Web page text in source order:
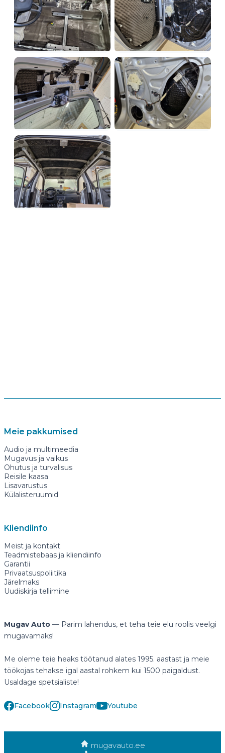
Meie pakkumised
Audio ja multimeedia
Mugavus ja vaikus
Ohutus ja turvalisus
Reisile kaasa
Lisavarustus
Külalisteruumid
Kliendiinfo
Meist ja kontakt
Teadmistebaas ja kliendiinfo
Garantii
Privaatsuspoliitika
Järelmaks
Uudiskirja tellimine
Mugav Auto — Parim lahendus, et teha teie elu roolis veelgi
mugavamaks!
Me oleme teie heaks töötanud alates 1995. aastast ja meie
töökojas tehakse igal aastal rohkem kui 1500 paigaldust.
Usaldage spetsialiste!
Facebook Instagram Youtube
mugavauto.ee